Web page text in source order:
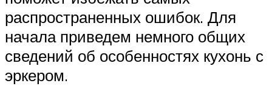
распространенных ошибок. Для
начала приведем немного общих
сведений об особенностях кухонь с
эркером.